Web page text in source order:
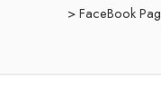
> FaceBook